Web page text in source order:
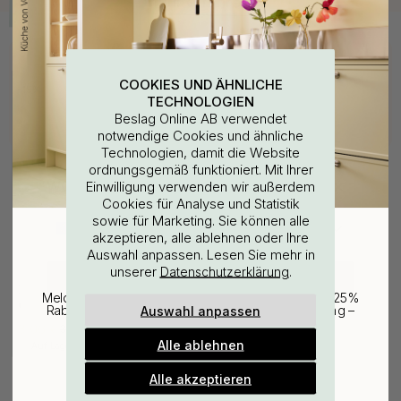
Kaufen Sie zusammen mit
Oberflächenreinigungstuch
3.60 €
COOKIES UND ÄHNLICHE
TECHNOLOGIEN
Beslag Online AB verwendet
notwendige Cookies und ähnliche
Technologien, damit die Website
ordnungsgemäß funktioniert. Mit Ihrer
Einwilligung verwenden wir außerdem
Cookies für Analyse und Statistik
sowie für Marketing. Sie können alle
akzeptieren, alle ablehnen oder Ihre
Auswahl anpassen. Lesen Sie mehr in
unserer Datenschutzerklärung.
Auswahl anpassen
Alle ablehnen
Alle akzeptieren
WOULD YOU RATHER VISIT?
EU
CHANGE COUNTRY
25% Rabatt auf deinen
günstigsten Artikel
Melde dich für unseren Newsletter an und erhalte 25%
Rabatt auf den günstigsten Artikel deiner Bestellung –
plus Inspiration und exklusive Angebote.
Gültig bis zum 31. August